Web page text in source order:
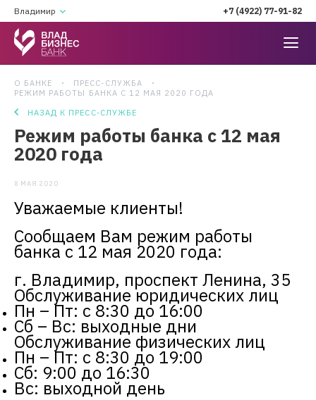
Владимир +7 (4922) 77-91-82
О БАНКЕ
ПРЕСС-СЛУЖБА
РЕЖИМ РАБОТЫ БАНКА С 12 МАЯ 2020 ГОДА
НАЗАД К ПРЕСС-СЛУЖБЕ
Режим работы банка с 12 мая
2020 года
8 МАЯ 2020
Уважаемые клиенты!
Сообщаем Вам режим работы
банка с 12 мая 2020 года:
г. Владимир, проспект Ленина, 35
Обслуживание юридических лиц
Пн – Пт: с 8:30 до 16:00
Сб – Вс: выходные дни
Обслуживание физических лиц
Пн – Пт: с 8:30 до 19:00
Сб: 9:00 до 16:30
Вс: выходной день